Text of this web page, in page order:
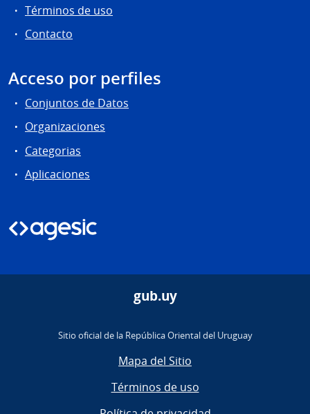
Términos de uso
Contacto
Acceso por perfiles
Conjuntos de Datos
Organizaciones
Categorias
Aplicaciones
gub.uy
Sitio oficial de la República Oriental del Uruguay
Mapa del Sitio
Términos de uso